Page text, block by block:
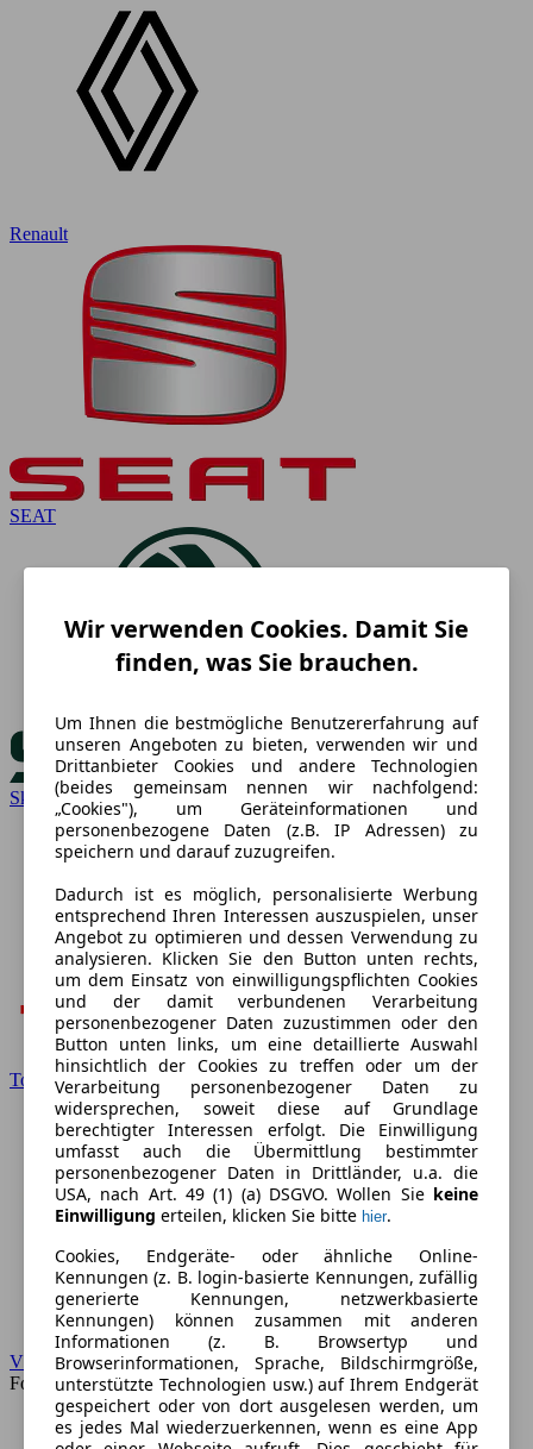
Renault
SEAT
Skoda
Toyota
VW
Forum
Wir verwenden Cookies. Damit Sie
finden, was Sie brauchen.
Um Ihnen die bestmögliche Benutzererfahrung auf
unseren Angeboten zu bieten, verwenden wir und
Drittanbieter Cookies und andere Technologien
(beides gemeinsam nennen wir nachfolgend:
„Cookies"), um Geräteinformationen und
personenbezogene Daten (z.B. IP Adressen) zu
speichern und darauf zuzugreifen.
Dadurch ist es möglich, personalisierte Werbung
entsprechend Ihren Interessen auszuspielen, unser
Angebot zu optimieren und dessen Verwendung zu
analysieren. Klicken Sie den Button unten rechts,
um dem Einsatz von einwilligungspflichten Cookies
und der damit verbundenen Verarbeitung
personenbezogener Daten zuzustimmen oder den
Button unten links, um eine detaillierte Auswahl
hinsichtlich der Cookies zu treffen oder um der
Verarbeitung personenbezogener Daten zu
widersprechen, soweit diese auf Grundlage
berechtigter Interessen erfolgt. Die Einwilligung
umfasst auch die Übermittlung bestimmter
personenbezogener Daten in Drittländer, u.a. die
USA, nach Art. 49 (1) (a) DSGVO. Wollen Sie keine
Einwilligung erteilen, klicken Sie bitte hier.
Cookies, Endgeräte- oder ähnliche Online-
Kennungen (z. B. login-basierte Kennungen, zufällig
generierte Kennungen, netzwerkbasierte
Kennungen) können zusammen mit anderen
Informationen (z. B. Browsertyp und
Browserinformationen, Sprache, Bildschirmgröße,
unterstützte Technologien usw.) auf Ihrem Endgerät
gespeichert oder von dort ausgelesen werden, um
es jedes Mal wiederzuerkennen, wenn es eine App